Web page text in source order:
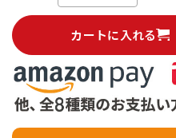
カートに入れる